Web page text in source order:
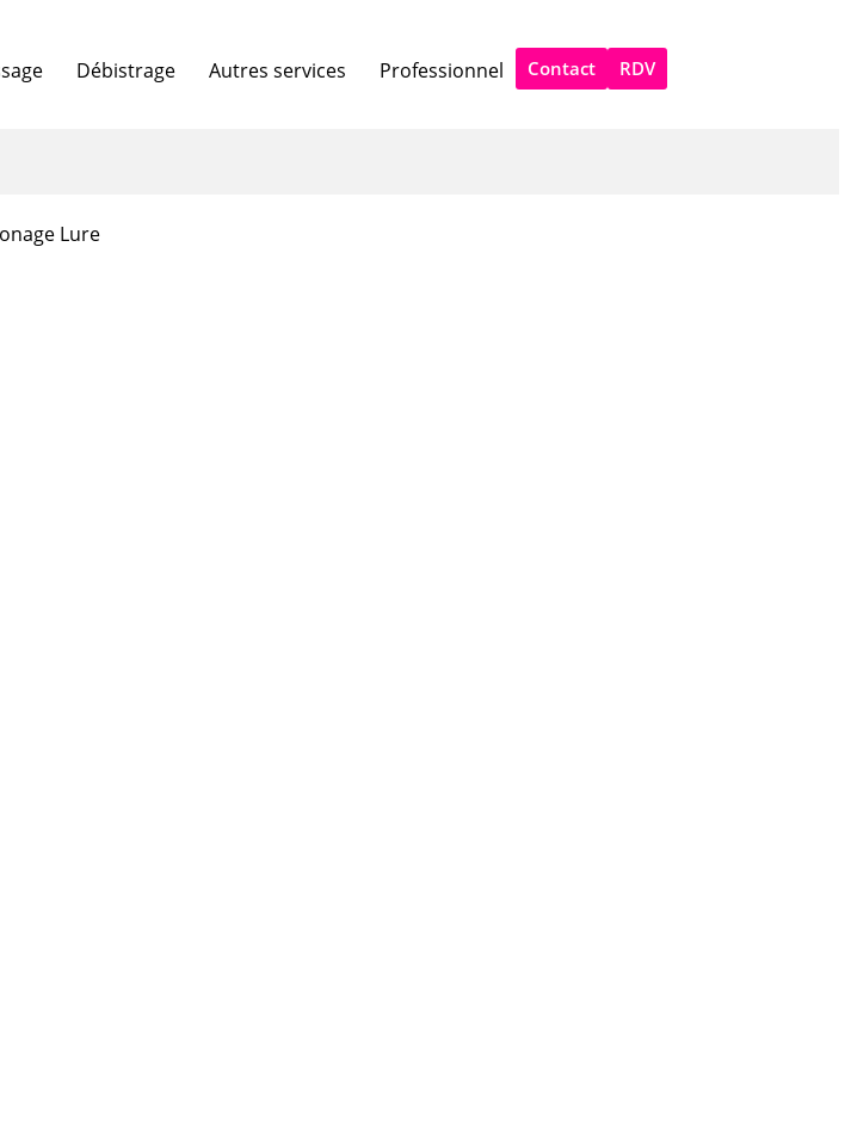
Débistrage Autres services Professionnel Contact RDV